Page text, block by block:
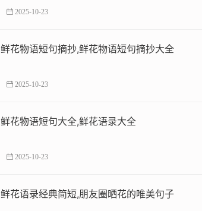
2025-10-23
鲜花物语短句摘抄,鲜花物语短句摘抄大全
2025-10-23
鲜花物语短句大全,鲜花语录大全
2025-10-23
鲜花语录经典简短,朋友圈晒花的唯美句子